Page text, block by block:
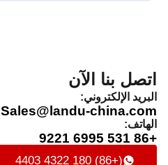
اتصل بنا الآن
البريد الإلكتروني:
Sales@landu-china.com
الهاتف:
+86 531 6995 9221
(+86) 180 4322 4403